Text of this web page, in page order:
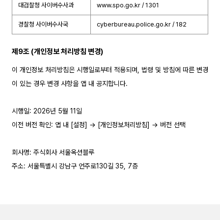
대검찰청 사이버수사과 www.spo.go.kr / 1301
경찰청 사이버수사국 cyberbureau.police.go.kr / 182
제9조 (개인정보 처리방침 변경)
이 개인정보 처리방침은 시행일로부터 적용되며, 법령 및 방침에 따른 변경
이 있는 경우 변경 사항을 앱 내 공지합니다.
시행일: 2026년 5월 11일
이전 버전 확인: 앱 내 [설정] → [개인정보처리방침] → 버전 선택
회사명: 주식회사 서울옥션블루
주소: 서울특별시 강남구 언주로130길 35, 7층